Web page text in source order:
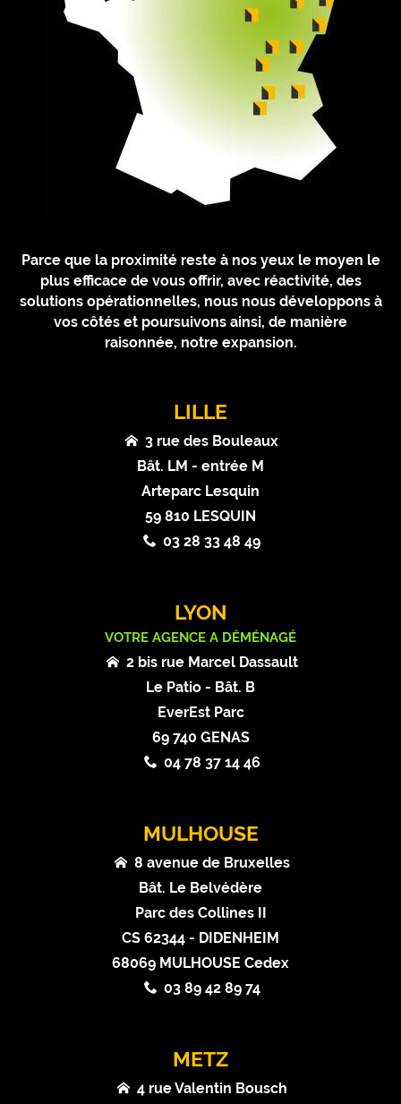
Parce que la proximité reste à nos yeux le moyen le
plus efficace de vous offrir, avec réactivité, des
solutions opérationnelles, nous nous développons à
vos côtés et poursuivons ainsi, de manière
raisonnée, notre expansion.
LILLE
3 rue des Bouleaux
Bât. LM - entrée M
Arteparc Lesquin
59 810 LESQUIN
03 28 33 48 49
LYON
VOTRE AGENCE A DÉMÉNAGÉ
2 bis rue Marcel Dassault
Le Patio - Bât. B
EverEst Parc
69 740 GENAS
04 78 37 14 46
MULHOUSE
8 avenue de Bruxelles
Bât. Le Belvédère
Parc des Collines II
CS 62344 - DIDENHEIM
68069 MULHOUSE Cedex
03 89 42 89 74
METZ
4 rue Valentin Bousch